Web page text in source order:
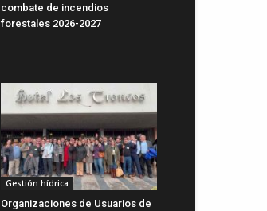
combate de incendios
forestales 2026-2027
Gestión hídrica
Organizaciones de Usuarios de